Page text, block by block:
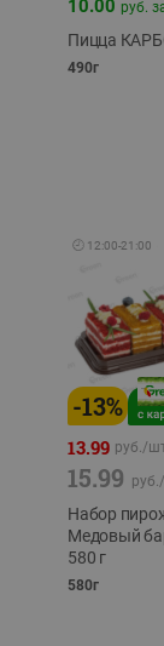
10.00 руб.
Пицца
490г
🕘 12:00-21:00
-13%
13.99 руб./
15.99 руб./
Набор
Медовый
580 г
580г